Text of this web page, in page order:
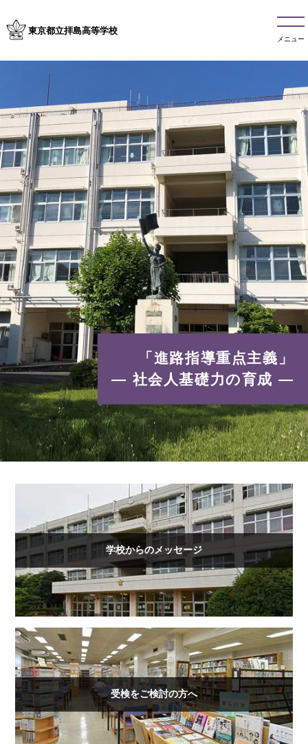
東京都立拝島高等学校
メニュー
「進路指導重点主義」
― 社会人基礎力の育成 ―
学校からのメッセージ
受検をご検討の方へ